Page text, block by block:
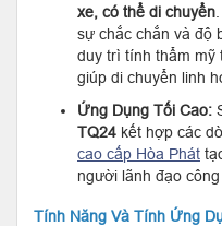
xe, có thể di chuyển
sự chắc chắn và độ
duy trì tính thẩm mỹ
giúp di chuyển linh
Ứng Dụng Tối Cao:
TQ24 kết hợp các
cao cấp Hòa Phát
người lãnh đạo công
Tính Năng Và Tính Ứng